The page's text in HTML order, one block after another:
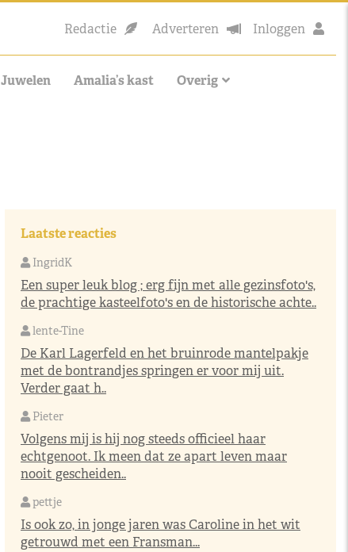
Redactie Adverteren Inloggen
Juwelen Amalia’s kast Overig
Laatste reacties
IngridK
Een super leuk blog ; erg fijn met alle gezinsfoto's,
de prachtige kasteelfoto's en de historische achte..
lente-Tine
De Karl Lagerfeld en het bruinrode mantelpakje
met de bontrandjes springen er voor mij uit.
Verder gaat h..
Pieter
Volgens mij is hij nog steeds officieel haar
echtgenoot. Ik meen dat ze apart leven maar
nooit gescheiden..
pettje
Is ook zo, in jonge jaren was Caroline in het wit
getrouwd met een Fransman...